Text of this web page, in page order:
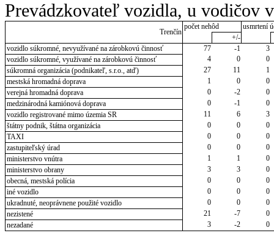
Prevádzkovateľ vozidla, u vodičov
Trenčín
počet nehôd
usmrtení
+/-
vozidlo súkromné, nevyužívané na zárobkovú činnosť
77 -1
3
vozidlo súkromné, využívané na zárobkovú činnosť
4 0
0
súkromná organizácia (podnikateľ, s.r.o., atď)
27 11
1
mestská hromadná doprava
1 0
0
verejná hromadná doprava
0 -2
0
medzinárodná kamiónová doprava
0 -1
0
vozidlo registrované mimo územia SR
11 6
3
štátny podnik, štátna organizácia
0 0
0
TAXI
0 0
0
zastupiteľský úrad
0 0
0
ministerstvo vnútra
1 1
0
ministerstvo obrany
3 3
0
obecná, mestská polícia
0 0
0
iné vozidlo
0 0
0
ukradnuté, neoprávnene použité vozidlo
0 0
0
nezistené
21 -7
0
nezadané
3 -2 0